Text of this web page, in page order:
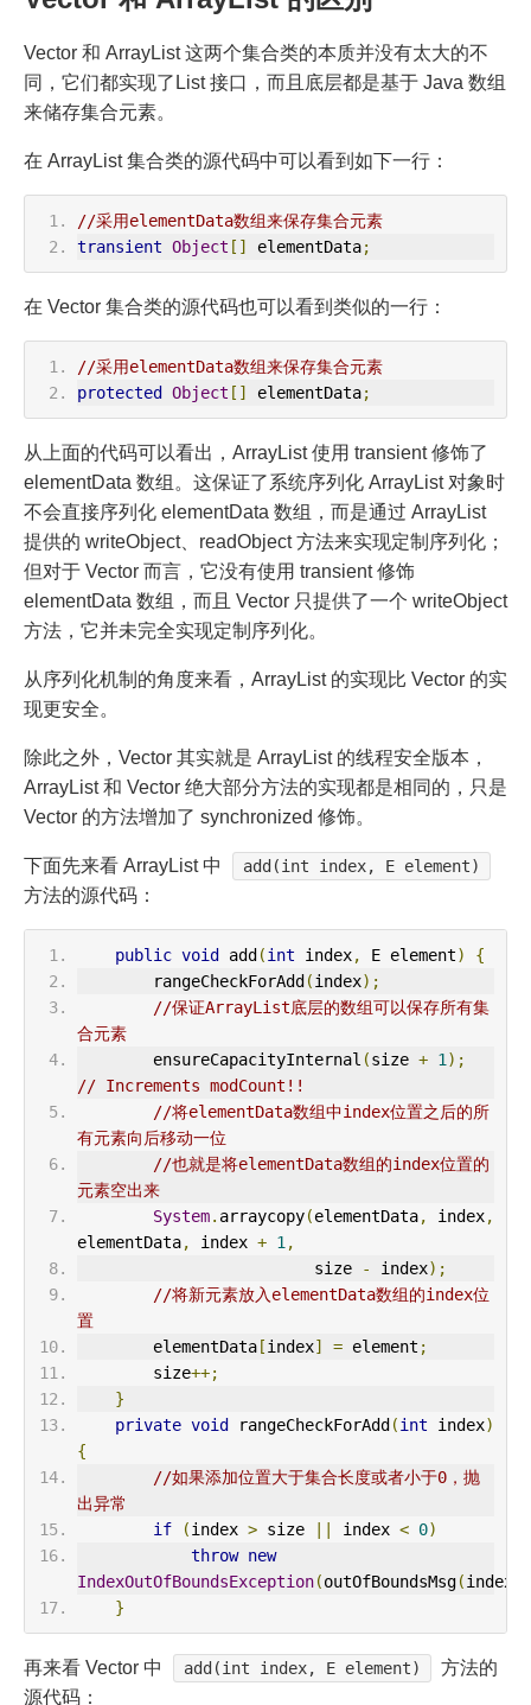
Vector 和 ArrayList 这两个集合类的本质并没有太大的不
同，它们都实现了List 接口，而且底层都是基于 Java 数组
来储存集合元素。
在 ArrayList 集合类的源代码中可以看到如下一行：
//采用elementData数组来保存集合元素
transient Object [] elementData;
在 Vector 集合类的源代码也可以看到类似的一行：
//采用elementData数组来保存集合元素
protected
Object [] elementData;
从上面的代码可以看出，ArrayList 使用 transient 修饰了
elementData 数组。这保证了系统序列化 ArrayList 对象时
不会直接序列化 elementData 数组，而是通过 ArrayList
提供的 writeObject、readObject 方法来实现定制序列化；
但对于 Vector 而言，它没有使用 transient 修饰
elementData 数组，而且 Vector 只提供了一个 writeObject
方法，它并未完全实现定制序列化。
从序列化机制的角度来看，ArrayList 的实现比 Vector 的实
现更安全。
除此之外，Vector 其实就是 ArrayList 的线程安全版本，
ArrayList 和 Vector 绝大部分方法的实现都是相同的，只是
Vector 的方法增加了 synchronized 修饰。
下面先来看 ArrayList 中 add(int index, E element)
方法的源代码：
public void add (int index, E element)
{
        rangeCheckForAdd
(index);
//保证ArrayList底层的数组可以保存所有集
合元素
        ensureCapacityInternal
(size + 1 );
// Increments modCount!!
//将elementData数组中index位置之后的所
有元素向后移动一位
//也就是将elementData数组的index位置的
元素空出来
System. arraycopy(elementData, index,
elementData, index + 1 ,
                         size
- index);
//将新元素放入elementData数组的index位
置
        elementData
[index] = element ;
        size
++;
}
private void rangeCheckForAdd (int index)
{
//如果添加位置大于集合长度或者小于0，抛
出异常
if
(index > size index < 0)
throw new
IndexOutOfBoundsException(outOfBoundsMsg(index
}
再来看 Vector 中 add(int index, E element)
方法的
源代码：